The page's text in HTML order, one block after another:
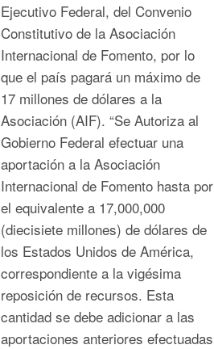
Ejecutivo Federal, del Convenio
Constitutivo de la Asociación
Internacional de Fomento, por lo
que el país pagará un máximo de
17 millones de dólares a la
Asociación (AIF). “Se Autoriza al
Gobierno Federal efectuar una
aportación a la Asociación
Internacional de Fomento hasta por
el equivalente a 17,000,000
(diecisiete millones) de dólares de
los Estados Unidos de América,
correspondiente a la vigésima
reposición de recursos. Esta
cantidad se debe adicionar a las
aportaciones anteriores efectuadas